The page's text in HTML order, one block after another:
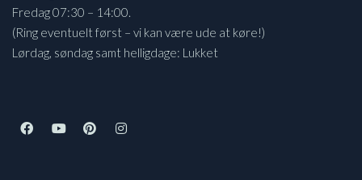
Fredag 07:30 – 14:00.
(Ring eventuelt først – vi kan være ude at køre!)
Lørdag, søndag samt helligdage: Lukket